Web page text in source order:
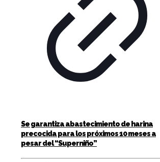
Se garantiza abastecimiento de harina
precocida para los próximos 10 meses a
pesar del “Superniño”